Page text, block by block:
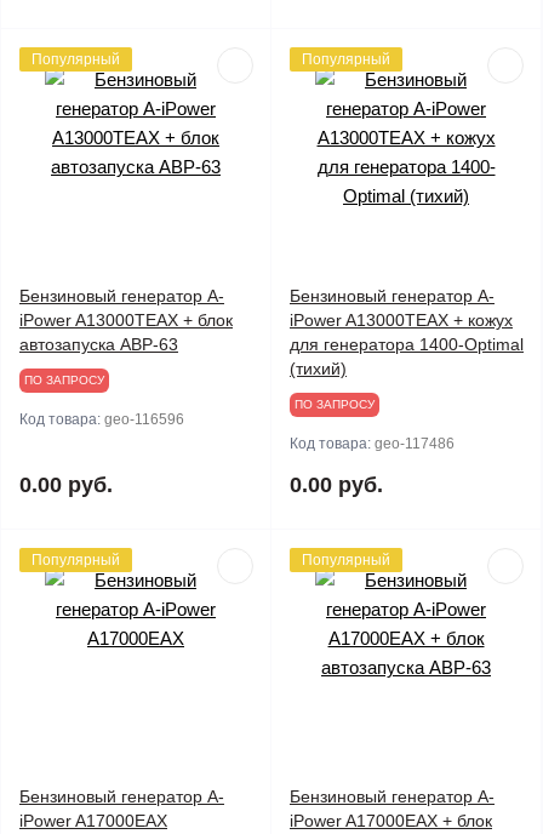
Популярный
Бензиновый генератор A-
iPower A13000TEAX + блок
автозапуска АВР-63
ПО ЗАПРОСУ
Код товара: geo-116596
0.00 руб.
Популярный
Бензиновый генератор A-
iPower A13000TEAX + кожух
для генератора 1400-Optimal
(тихий)
ПО ЗАПРОСУ
Код товара: geo-117486
0.00 руб.
Популярный
Бензиновый генератор A-
iPower A17000EAX
Популярный
Бензиновый генератор A-
iPower A17000EAX + блок